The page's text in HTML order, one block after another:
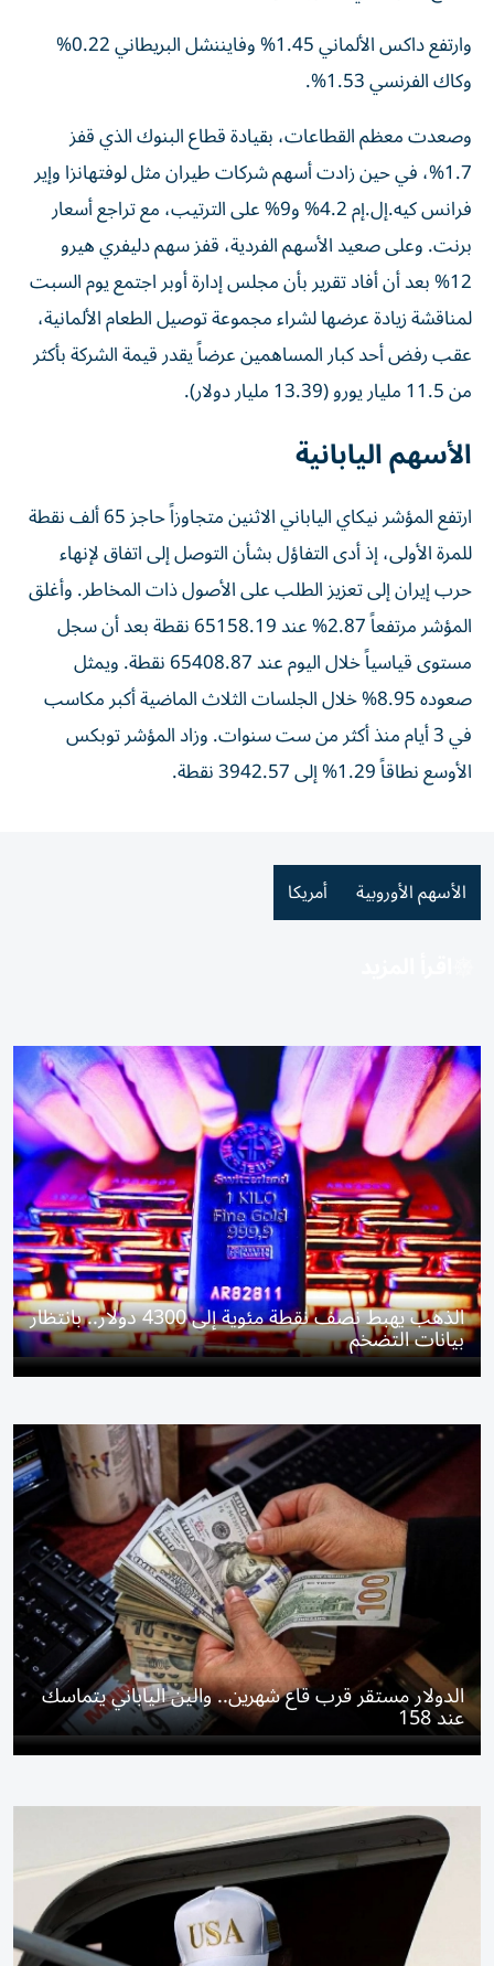
وارتفع داكس الألماني 1.45% وفايننشل البريطاني 0.22%
وكاك الفرنسي 1.53%.
وصعدت ‌معظم القطاعات، بقيادة قطاع البنوك الذي قفز
1.7%، في حين زادت أسهم شركات طيران مثل لوفتهانزا وإير
فرانس كيه.إل.إم 4.2% و9% على الترتيب، مع تراجع أسعار
برنت. وعلى صعيد ‌الأسهم الفردية، قفز سهم دليفري هيرو
12% بعد أن أفاد تقرير بأن مجلس ‌إدارة أوبر اجتمع يوم السبت
لمناقشة زيادة عرضها لشراء مجموعة توصيل الطعام الألمانية،
عقب رفض أحد كبار المساهمين عرضاً يقدر قيمة الشركة بأكثر
من 11.5 مليار ​يورو (13.39 مليار دولار).
الأسهم اليابانية
ارتفع المؤشر نيكاي الياباني الاثنين متجاوزاً حاجز 65 ألف نقطة
للمرة الأولى، إذ أدى التفاؤل بشأن التوصل إلى اتفاق لإنهاء
حرب ‌إيران إلى تعزيز الطلب على الأصول ذات المخاطر. وأغلق
المؤشر مرتفعاً 2.87% عند 65158.19 نقطة بعد أن سجل
‌مستوى قياسياً خلال اليوم ‌عند 65408.87 نقطة. ويمثل
صعوده 8.95% خلال الجلسات الثلاث الماضية أكبر مكاسب
في 3 أيام منذ أكثر من ست سنوات. وزاد المؤشر ‌توبكس
الأوسع نطاقاً 1.29% إلى 3942.57 نقطة.
الأسهم الأوروبية أمريكا
الذهب يهبط نصف نقطة مئوية إلى 4300 دولار.. بانتظار
بيانات التضخم
الدولار مستقر قرب قاع شهرين.. والين الياباني يتماسك
عند 158